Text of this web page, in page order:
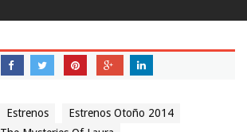
Estrenos
Estrenos Otoño 2014